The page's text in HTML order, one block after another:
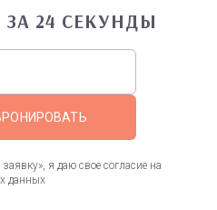
24 СЕКУНДЫ
я даю свое согласие на
данных